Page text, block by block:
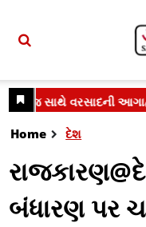
Home દેશ
બંધારણ પર